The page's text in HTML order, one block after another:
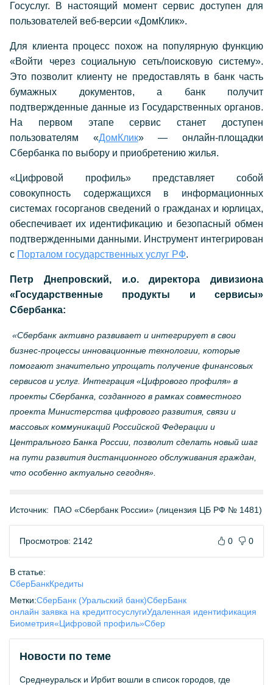
Госуслуг. В настоящий момент сервис доступен для
пользователей веб-версии «ДомКлик».
Для клиента процесс похож на популярную функцию
«Войти через социальную сеть/поисковую систему».
Это позволит клиенту не предоставлять в банк часть
бумажных документов, а банк получит
подтвержденные данные из Государственных органов.
На первом этапе сервис станет доступен
пользователям «ДомКлик» — онлайн-площадки
Сбербанка по выбору и приобретению жилья.
«Цифровой профиль» представляет собой
совокупность содержащихся в информационных
системах госорганов сведений о гражданах и юрлицах,
обеспечивает их идентификацию и безопасный обмен
подтвержденными данными. Инструмент интегрирован
с Порталом государственных услуг РФ.
Петр Днепровский, и.о. директора дивизиона
«Государственные продукты и сервисы»
Сбербанка:
«Сбербанк активно развивает и интегрирует в свои
бизнес-процессы инновационные технологии, которые
помогают значительно упрощать получение финансовых
сервисов и услуг. Интеграция «Цифрового профиля» в
проекты Сбербанка, созданного в рамках совместного
проекта Министерства цифрового развития, связи и
массовых коммуникаций Российской Федерации и
Центрального Банка России, позволит сделать новый шаг
на пути развития дистанционного обслуживания граждан,
что особенно актуально сегодня».
Источник: ПАО «Сбербанк России» (лицензия ЦБ РФ № 1481)
Просмотров: 2142 0 0
В статье:
СберБанкКредиты
Метки:СберБанк (Уральский банк)СберБанк
онлайн заявка на кредитгосуслугиУдаленная идентификация
Биометрия«Цифровой профиль»Сбер
Новости по теме
Среднеуральск и Ирбит вошли в список городов, где